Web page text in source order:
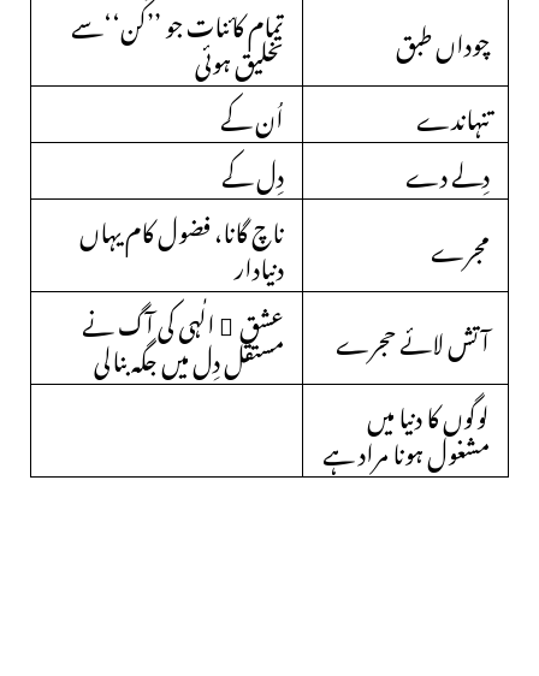
چوداں طبق
تمام کائنات جو ’’کُن‘‘سے
تخلیق ہوئی
تنہاندے
اُن کے
دِلے دے
دِل کے
مجرے
ناچ گانا، فضول کام یہاں
دنیادار
آتش لائے حجرے
عشق ِ الٰہی کی آگ نے
مستقل دِل میں جگہ بنالی
لوگوں کا دنیا میں
مشغول ہونا مراد ہے